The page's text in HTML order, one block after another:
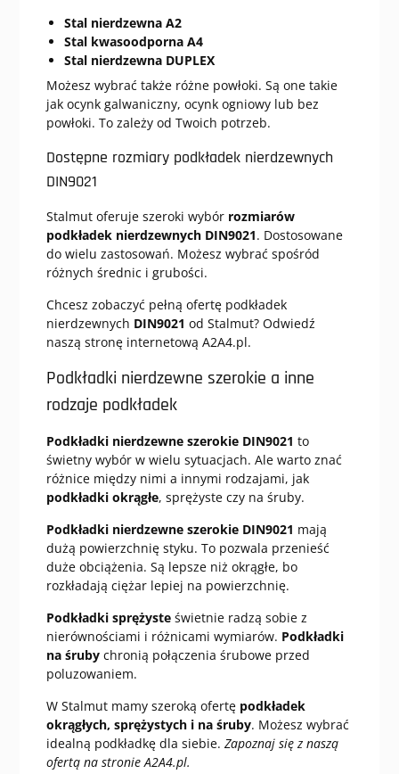
Stal nierdzewna A2
Stal kwasoodporna A4
Stal nierdzewna DUPLEX
Możesz wybrać także różne powłoki. Są one takie
jak ocynk galwaniczny, ocynk ogniowy lub bez
powłoki. To zależy od Twoich potrzeb.
Dostępne rozmiary podkładek nierdzewnych
DIN9021
Stalmut oferuje szeroki wybór rozmiarów
podkładek nierdzewnych DIN9021. Dostosowane
do wielu zastosowań. Możesz wybrać spośród
różnych średnic i grubości.
Chcesz zobaczyć pełną ofertę podkładek
nierdzewnych DIN9021 od Stalmut? Odwiedź
naszą stronę internetową A2A4.pl.
Podkładki nierdzewne szerokie a inne
rodzaje podkładek
Podkładki nierdzewne szerokie DIN9021 to
świetny wybór w wielu sytuacjach. Ale warto znać
różnice między nimi a innymi rodzajami, jak
podkładki okrągłe, sprężyste czy na śruby.
Podkładki nierdzewne szerokie DIN9021 mają
dużą powierzchnię styku. To pozwala przenieść
duże obciążenia. Są lepsze niż okrągłe, bo
rozkładają ciężar lepiej na powierzchnię.
Podkładki sprężysteświetnie radzą sobie z
nierównościami i różnicami wymiarów. Podkładki
na śrubychronią połączenia śrubowe przed
poluzowaniem.
W Stalmut mamy szeroką ofertę podkładek
okrągłych, sprężystych i na śruby. Możesz wybrać
idealną podkładkę dla siebie. Zapoznaj się z naszą
ofertą na stronie A2A4.pl.